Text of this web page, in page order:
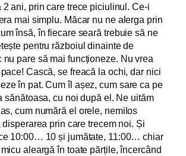
2 ani, prin care trece piciulinul. Ce-i
mai simplu. Măcar nu ne alerga prin
însă, în fiecare seară trebuie să ne
pentru războiul dinainte de
nu pare să mai funcționeze. Nu vrea
Cască, se freacă la ochi, dar nici
în pat. Cum îl așez, cum sare ca pe
sănătoasa, cu noi după el. Ne uităm
cum numără el orele, nemilos
prin care trecem noi. Și
10:00… 10 și jumătate, 11:00… chiar
aleargă în toate părțile, încercând